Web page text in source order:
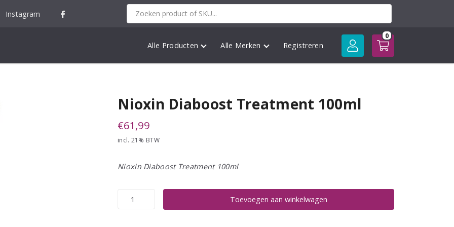
Instagram
Alle Producten Alle Merken Registreren
0
Nioxin Diaboost Treatment 100ml
€61,99
incl. 21% BTW
Nioxin Diaboost Treatment 100ml
Nioxin
Toevoegen aan winkelwagen